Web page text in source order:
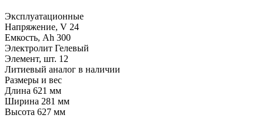
Эксплуатационные
Напряжение, V 24
Емкость, Ah 300
Электролит Гелевый
Элемент, шт. 12
Литиевый аналог в наличии
Размеры и вес
Длина 621 мм
Ширина 281 мм
Высота 627 мм